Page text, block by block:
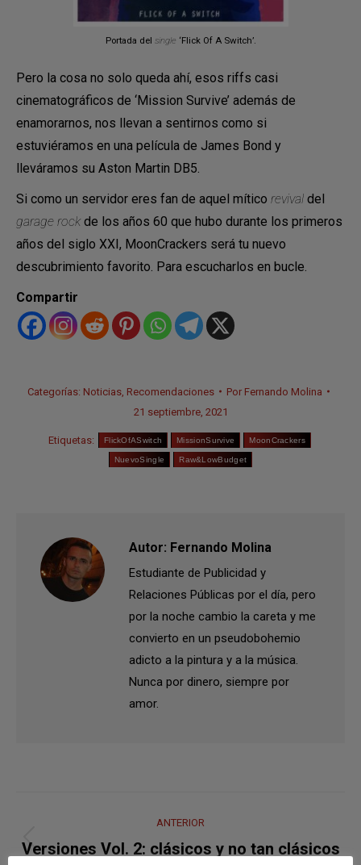
Portada del single ‘Flick Of A Switch’.
Pero la cosa no solo queda ahí, esos riffs casi
cinematográficos de ‘Mission Survive’ además de
enamorarnos, nos llevan a sentirnos como si
estuviéramos en una película de James Bond y
lleváramos su Aston Martin DB5.
Si como un servidor eres fan de aquel mítico revival del
garage rockde los años 60 que hubo durante los primeros
años del siglo XXI, MoonCrackers será tu nuevo
descubrimiento favorito. Para escucharlos en bucle.
Compartir
Categorías: Noticias, Recomendaciones Por Fernando Molina
21 septiembre, 2021
Etiquetas: FlickOfASwitch MissionSurvive MoonCrackers
NuevoSingle Raw&LowBudget
Autor: Fernando Molina
Estudiante de Publicidad y
Relaciones Públicas por el día, pero
por la noche cambio la careta y me
convierto en un pseudobohemio
adicto a la pintura y a la música.
Nunca por dinero, siempre por
amor.
entre
ANTERIOR
Publicación
Versiones Vol. 2: clásicos y no tan clásicos